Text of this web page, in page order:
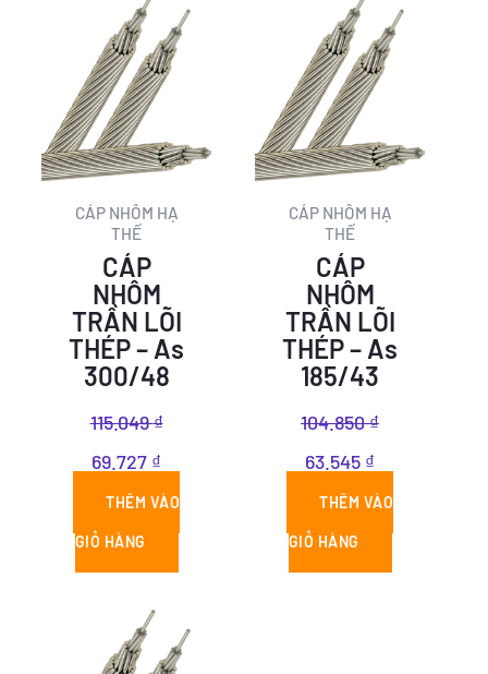
CÁP NHÔM HẠ
THẾ
CÁP
NHÔM
TRẦN LÕI
THÉP – As
300/48
115.049₫
gốc
là:
115.049 ₫.
69.727 ₫
hiện
tại
69.727 ₫.
THÊM VÀO
GIỎ HÀNG
CÁP NHÔM HẠ
THẾ
CÁP
NHÔM
TRẦN LÕI
THÉP – As
185/43
104.850₫
gốc
là:
104.850 ₫.
63.545 ₫
hiện
tại
63.545 ₫.
THÊM VÀO
GIỎ HÀNG
gốc
hiện